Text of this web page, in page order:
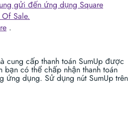
gửi đến ứng dụng Square
Sale.
.
cung cấp thanh toán SumUp được
có thể chấp nhận thanh toán
ứng dụng. Sử dụng nút SumUp trên